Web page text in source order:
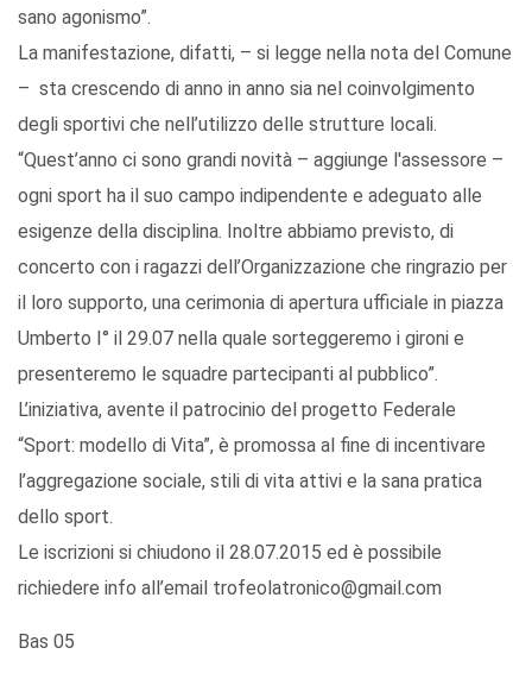
sano agonismo”.
La manifestazione, difatti, – si legge nella nota del Comune
– sta crescendo di anno in anno sia nel coinvolgimento
degli sportivi che nell’utilizzo delle strutture locali.
“Quest’anno ci sono grandi novità – aggiunge l'assessore –
ogni sport ha il suo campo indipendente e adeguato alle
esigenze della disciplina. Inoltre abbiamo previsto, di
concerto con i ragazzi dell’Organizzazione che ringrazio per
il loro supporto, una cerimonia di apertura ufficiale in piazza
Umberto I° il 29.07 nella quale sorteggeremo i gironi e
presenteremo le squadre partecipanti al pubblico”.
L’iniziativa, avente il patrocinio del progetto Federale
“Sport: modello di Vita”, è promossa al fine di incentivare
l’aggregazione sociale, stili di vita attivi e la sana pratica
dello sport.
Le iscrizioni si chiudono il 28.07.2015 ed è possibile
richiedere info all’email trofeolatronico@gmail.com
Bas 05